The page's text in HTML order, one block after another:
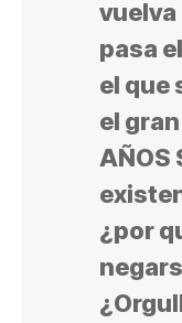
vuelva
pasa
el que
el
AÑOS
¿por